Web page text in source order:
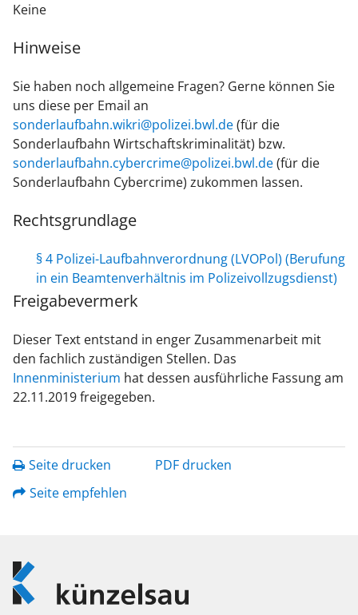
Keine
Hinweise
Sie haben noch allgemeine Fragen? Gerne können Sie
uns diese per Email an
sonderlaufbahn.wikri@polizei.bwl.de(für die
Sonderlaufbahn Wirtschaftskriminalität) bzw.
sonderlaufbahn.cybercrime@polizei.bwl.de(für die
Sonderlaufbahn Cybercrime) zukommen lassen.
Rechtsgrundlage
§ 4 Polizei-Laufbahnverordnung (LVOPol) (Berufung
in ein Beamtenverhältnis im Polizeivollzugsdienst)
Freigabevermerk
Dieser Text entstand in enger Zusammenarbeit mit
den fachlich zuständigen Stellen. Das
Innenministerium hat dessen ausführliche Fassung am
22.11.2019 freigegeben.
Seite drucken
PDF drucken
Seite empfehlen
Logo
Künzelsau